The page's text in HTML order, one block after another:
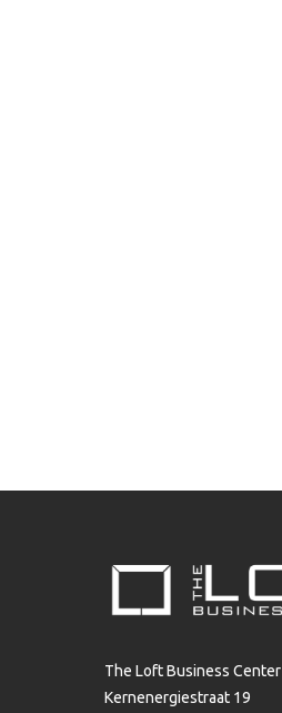
The Loft Business Center
Kernenergiestraat 19